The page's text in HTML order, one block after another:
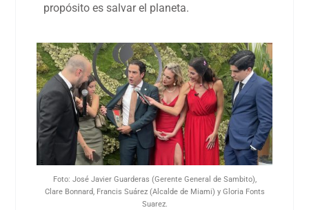
propósito es salvar el planeta.
Foto: José Javier Guarderas (Gerente General de Sambito),
Clare Bonnard, Francis Suárez (Alcalde de Miami) y Gloria Fonts
Suarez.